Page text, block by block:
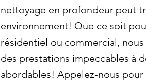
nettoyage en profondeur peut
environnement! Que ce soit
résidentiel ou commercial,
des prestations impeccables à
abordables! Appelez-nous